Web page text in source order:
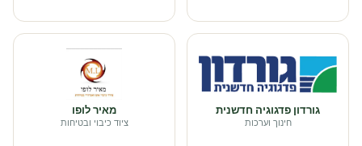
גורדון פדגוגיה חדשנית
חינוך וערכות
מאיר לופו
ציוד כיבוי ובטיחות